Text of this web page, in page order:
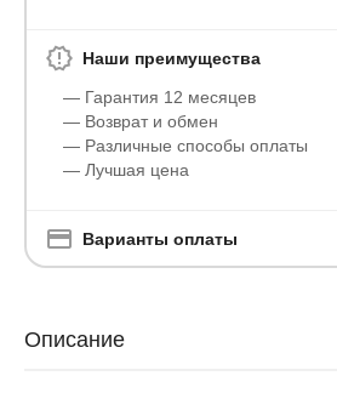
Наши преимущества
— Гарантия 12 месяцев
— Возврат и обмен
— Различные способы оплаты
— Лучшая цена
Варианты оплаты
Описание